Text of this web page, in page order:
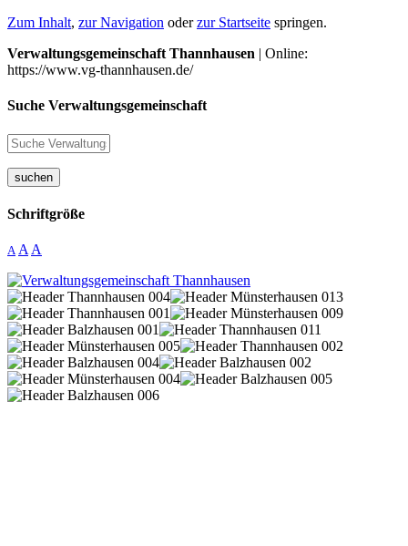
Zum Inhalt, zur Navigation oderzur Startseite springen.
Verwaltungsgemeinschaft Thannhausen | Online:
https://www.vg-thannhausen.de/
Suche Verwaltungsgemeinschaft
suchen
Schriftgröße
A A A